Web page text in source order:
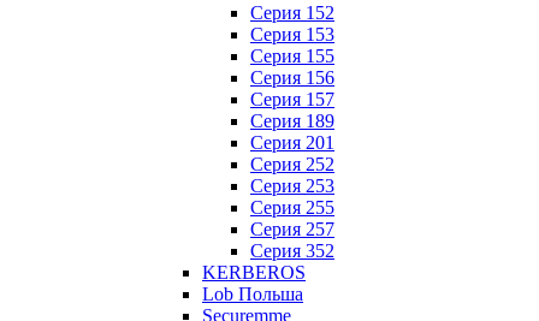
Серия 152
Серия 153
Серия 155
Серия 156
Серия 157
Серия 189
Серия 201
Серия 252
Серия 253
Серия 255
Серия 257
Серия 352
KERBEROS
Lob Польша
Securemme